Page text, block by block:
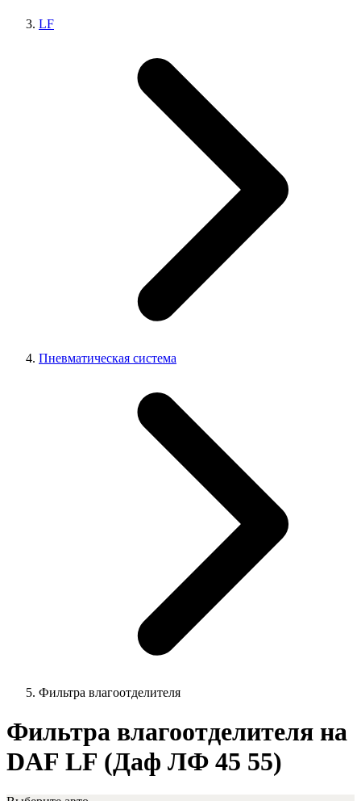
LF
Пневматическая система
Фильтра влагоотделителя
Фильтра влагоотделителя на
DAF LF (Даф ЛФ 45 55)